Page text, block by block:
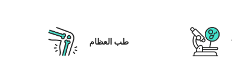
طب العظام